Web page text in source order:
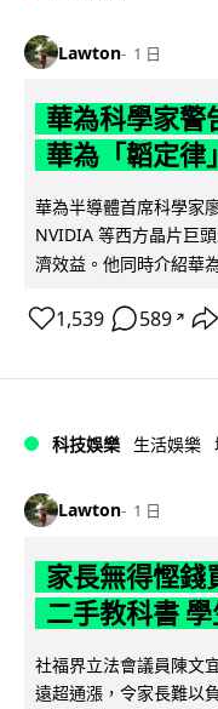
Lawton 1 日
華為科學家警
華為「韜定律
華為半導體首席科學家
NVIDIA 等西方晶片巨
濟效益。他同時介紹華
1,539 589 ↗
科技娛樂 生活娛樂
Lawton 1 日
家長無得慳錢
二手教科書
社福界立法會議員陳文
遠超通漲，令家長難以